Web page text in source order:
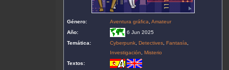
Género: Aventura gráfica ,Amateur
Año:
6 Jun 2025
Temática:
Cyberpunk ,Detectives ,Fantasía
Investigación
,Misterio
Textos: